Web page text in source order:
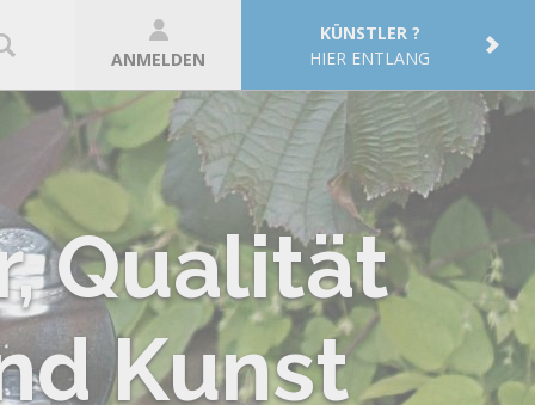
ANMELDEN
KÜNSTLER ?
HIER ENTLANG
Qualität
Kunst